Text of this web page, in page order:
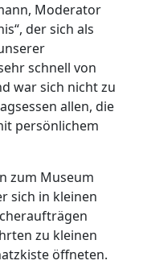
Moderator
der sich als
schnell von
war sich nicht zu
allen, die
persönlichem
zum Museum
sich in kleinen
zu kleinen
öffneten.